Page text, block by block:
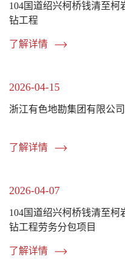
104国道绍兴柯桥钱清至柯
钻工程
了解详情
2026-04-15
浙江有色地勘集团有限公
了解详情
2026-04-07
104国道绍兴柯桥钱清至柯
钻工程劳务分包项目
了解详情